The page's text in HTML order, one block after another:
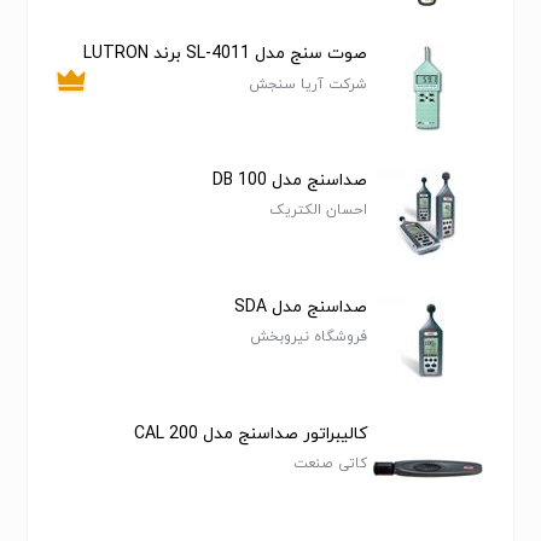
صوت سنج مدل SL-4011 برند LUTRON
شرکت آریا سنجش
صداسنج مدل DB 100
احسان الکتریک
صداسنج مدل SDA
فروشگاه نیروبخش
کالیبراتور صداسنج مدل CAL 200
کاتی صنعت